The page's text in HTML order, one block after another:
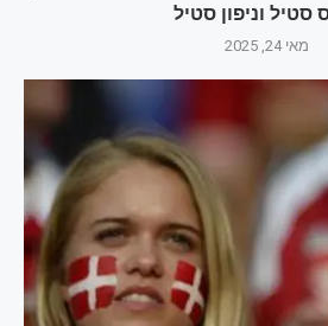
סטיל וניפון סטיל
מאי 24, 2025